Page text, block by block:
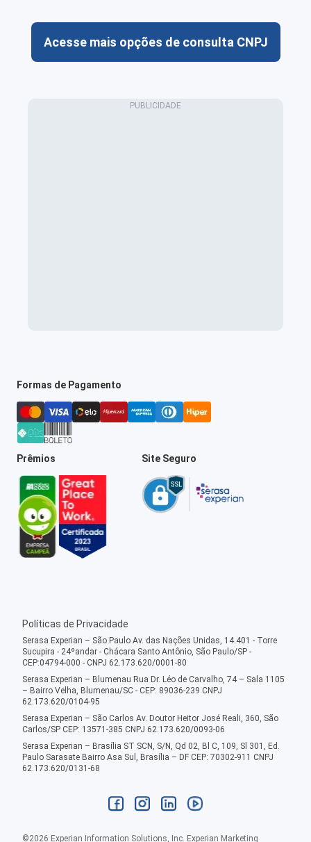
Acesse mais opções de consulta CNPJ
Formas de Pagamento
Prêmios Site Seguro
Políticas de Privacidade
Serasa Experian – São Paulo Av. das Nações Unidas, 14.401 - Torre
Sucupira - 24ºandar - Chácara Santo Antônio, São Paulo/SP -
CEP:04794-000 - CNPJ 62.173.620/0001-80
Serasa Experian – Blumenau Rua Dr. Léo de Carvalho, 74 – Sala 1105
– Bairro Velha, Blumenau/SC - CEP: 89036-239 CNPJ
62.173.620/0104-95
Serasa Experian – São Carlos Av. Doutor Heitor José Reali, 360, São
Carlos/SP CEP: 13571-385 CNPJ 62.173.620/0093-06
Serasa Experian – Brasília ST SCN, S/N, Qd 02, Bl C, 109, Sl 301, Ed.
Paulo Sarasate Bairro Asa Sul, Brasília – DF CEP: 70302-911 CNPJ
62.173.620/0131-68
©2026 Experian Information Solutions, Inc. Experian Marketing